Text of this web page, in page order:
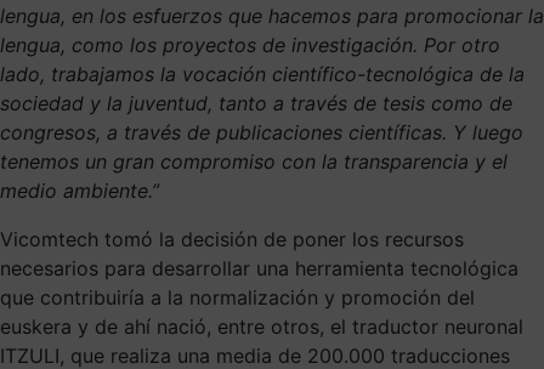
lengua, en los esfuerzos que hacemos para promocionar la
lengua, como los proyectos de investigación. Por otro
lado, trabajamos la vocación científico-tecnológica de la
sociedad y la juventud, tanto a través de tesis como de
congresos, a través de publicaciones científicas. Y luego
tenemos un gran compromiso con la transparencia y el
medio ambiente.”
Vicomtech tomó la decisión de poner los recursos
necesarios para desarrollar una herramienta tecnológica
que contribuiría a la normalización y promoción del
euskera y de ahí nació, entre otros, el traductor neuronal
ITZULI, que realiza una media de 200.000 traducciones